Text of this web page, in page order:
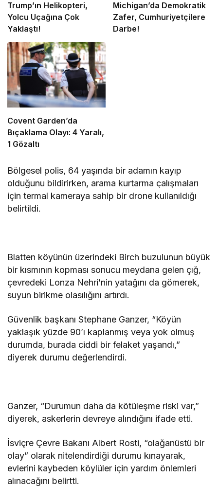
Trump’ın Helikopteri,
Yolcu Uçağına Çok
Yaklaştı!
Michigan’da Demokratik
Zafer, Cumhuriyetçilere
Darbe!
Covent Garden’da
Bıçaklama Olayı: 4 Yaralı,
1 Gözaltı
Bölgesel polis, 64 yaşında bir adamın kayıp
olduğunu bildirirken, arama kurtarma çalışmaları
için termal kameraya sahip bir drone kullanıldığı
belirtildi.
Blatten köyünün üzerindeki Birch buzulunun büyük
bir kısmının kopması sonucu meydana gelen çığ,
çevredeki Lonza Nehri’nin yatağını da gömerek,
suyun birikme olasılığını artırdı.
Güvenlik başkanı Stephane Ganzer, “Köyün
yaklaşık yüzde 90’ı kaplanmış veya yok olmuş
durumda, burada ciddi bir felaket yaşandı,”
diyerek durumu değerlendirdi.
Ganzer, “Durumun daha da kötüleşme riski var,”
diyerek, askerlerin devreye alındığını ifade etti.
İsviçre Çevre Bakanı Albert Rosti, “olağanüstü bir
olay” olarak nitelendirdiği durumu kınayarak,
evlerini kaybeden köylüler için yardım önlemleri
alınacağını belirtti.